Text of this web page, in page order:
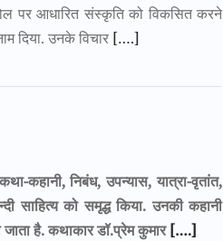
पर आधारित संस्कृति को विकसित करने
दिया. उनके विचार [….]
कहानी, निबंध, उपन्यास, यात्रा-वृतांत,
साहित्य को समृद्ध किया. उनकी कहानी
है. कथाकार डॉ.प्रेम कुमार[….]